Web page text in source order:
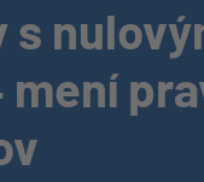
s
mení